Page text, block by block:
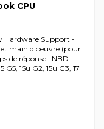
CPU
Hardware Support -
main d'oeuvre (pour
de réponse : NBD -
15u G2, 15u G3, 17